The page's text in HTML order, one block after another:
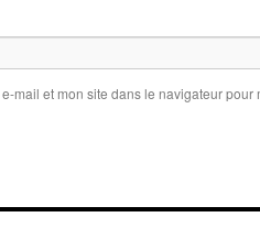
mail et mon site dans le navigateur